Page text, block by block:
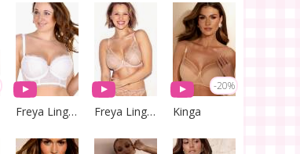
Freya Lingerie Freya Lingerie
-20%
Kinga